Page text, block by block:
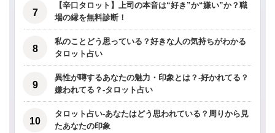
【辛口タロット】上司の本音は“好き”か“嫌い”か？職
場の縁を無料診断！
私のことどう思っている？好きな人の気持ちがわかる
タロット占い
異性が噂するあなたの魅力・印象とは？-好かれてる？
嫌われてる？-タロット占い
タロット占い-あなたはどう思われている？周りから見
たあなたの印象